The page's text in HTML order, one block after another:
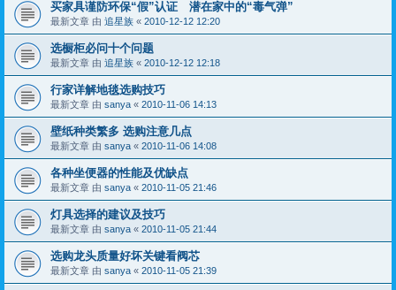
买家具谨防环保“假”认证 潜在家中的“毒气弹”
最新文章 由 追星族 « 2010-12-12 12:20
选橱柜必问十个问题
最新文章 由 追星族 « 2010-12-12 12:18
行家详解地毯选购技巧
最新文章 由 sanya « 2010-11-06 14:13
壁纸种类繁多 选购注意几点
最新文章 由 sanya « 2010-11-06 14:08
各种坐便器的性能及优缺点
最新文章 由 sanya « 2010-11-05 21:46
灯具选择的建议及技巧
最新文章 由 sanya « 2010-11-05 21:44
选购龙头质量好坏关键看阀芯
最新文章 由 sanya « 2010-11-05 21:39